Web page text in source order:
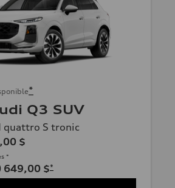
*
Q3 SUV
quattro S tronic
$
*
649,00 $*